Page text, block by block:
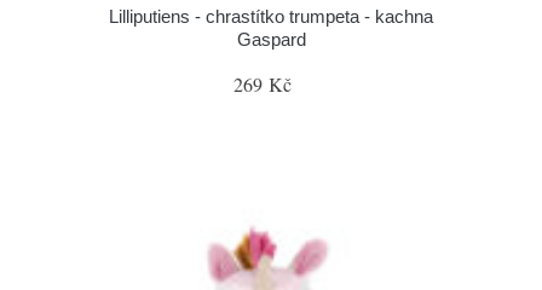
Lilliputiens - chrastítko trumpeta - kachna
Gaspard
269 Kč